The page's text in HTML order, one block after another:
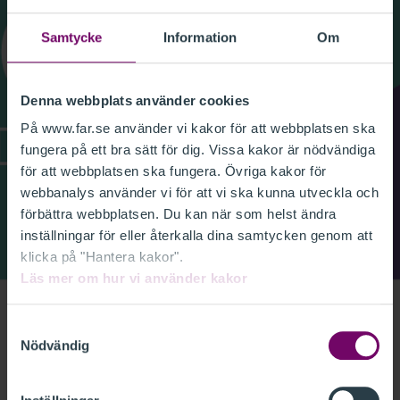
Samtycke Information Om
Denna webbplats använder cookies
På www.far.se använder vi kakor för att webbplatsen ska
fungera på ett bra sätt för dig. Vissa kakor är nödvändiga
för att webbplatsen ska fungera. Övriga kakor för
webbanalys använder vi för att vi ska kunna utveckla och
förbättra webbplatsen. Du kan när som helst ändra
inställningar för eller återkalla dina samtycken genom att
klicka på "Hantera kakor".
Läs mer om hur vi använder kakor
Nödvändig
av Svensk standard för redovisnings- och lönetjänster,
Reko? Och vad bör du som konsult vara särskilt